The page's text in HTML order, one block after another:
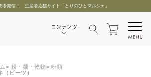
場発信！ 生産者応援サイト「とりのひとマルシェ」
粉・麺・乾物
粉類
（ビーツ）